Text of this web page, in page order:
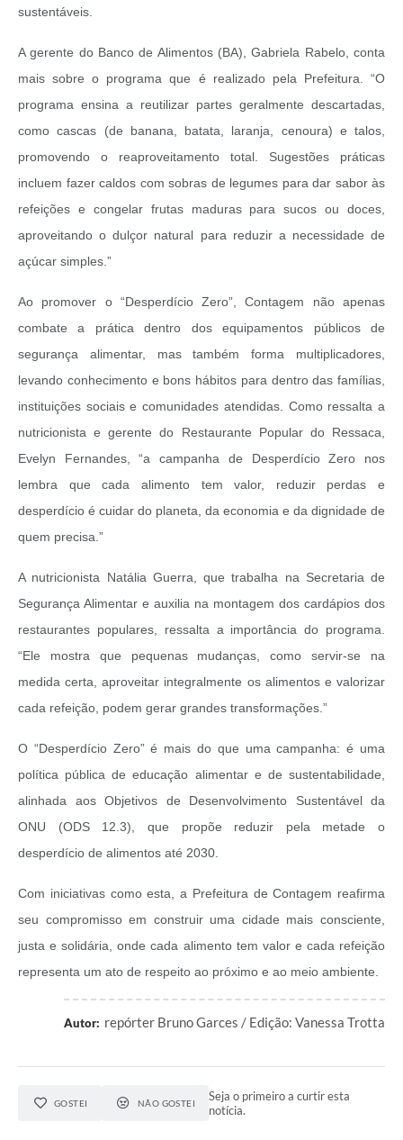
sustentáveis.
A gerente do Banco de Alimentos (BA), Gabriela Rabelo, conta
mais sobre o programa que é realizado pela Prefeitura. “O
programa ensina a reutilizar partes geralmente descartadas,
como cascas (de banana, batata, laranja, cenoura) e talos,
promovendo o reaproveitamento total. Sugestões práticas
incluem fazer caldos com sobras de legumes para dar sabor às
refeições e congelar frutas maduras para sucos ou doces,
aproveitando o dulçor natural para reduzir a necessidade de
açúcar simples.”
Ao promover o “Desperdício Zero”, Contagem não apenas
combate a prática dentro dos equipamentos públicos de
segurança alimentar, mas também forma multiplicadores,
levando conhecimento e bons hábitos para dentro das famílias,
instituições sociais e comunidades atendidas. Como ressalta a
nutricionista e gerente do Restaurante Popular do Ressaca,
Evelyn Fernandes, “a campanha de Desperdício Zero nos
lembra que cada alimento tem valor, reduzir perdas e
desperdício é cuidar do planeta, da economia e da dignidade de
quem precisa.”
A nutricionista Natália Guerra, que trabalha na Secretaria de
Segurança Alimentar e auxilia na montagem dos cardápios dos
restaurantes populares, ressalta a importância do programa.
“Ele mostra que pequenas mudanças, como servir-se na
medida certa, aproveitar integralmente os alimentos e valorizar
cada refeição, podem gerar grandes transformações.”
O “Desperdício Zero” é mais do que uma campanha: é uma
política pública de educação alimentar e de sustentabilidade,
alinhada aos Objetivos de Desenvolvimento Sustentável da
ONU (ODS 12.3), que propõe reduzir pela metade o
desperdício de alimentos até 2030.
Com iniciativas como esta, a Prefeitura de Contagem reafirma
seu compromisso em construir uma cidade mais consciente,
justa e solidária, onde cada alimento tem valor e cada refeição
representa um ato de respeito ao próximo e ao meio ambiente.
Autor: repórter Bruno Garces / Edição: Vanessa Trotta
GOSTEI NÃO GOSTEI
Seja o primeiro a curtir esta
notícia.